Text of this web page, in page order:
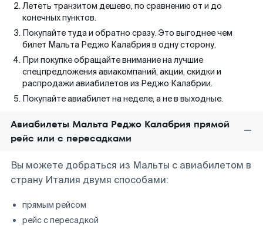
Лететь транзитом дешево, по сравнению от и до
конечных пунктов.
Покупайте туда и обратно сразу. Это выгоднее чем
билет Мальта Реджо Калабрия в одну сторону.
При покупке обращайте внимание на лучшие
спецпредложения авиакомпаний, акции, скидки и
распродажи авиабилетов из Реджо Калабрии.
Покупайте авиабилет на неделе, а не в выходные.
Авиабилеты Мальта Реджо Калабрия прямой
рейс или с пересадками
Вы можете добраться из Мальты с авиабилетом в
страну Италия двумя способами:
прямым рейсом
рейс с пересадкой